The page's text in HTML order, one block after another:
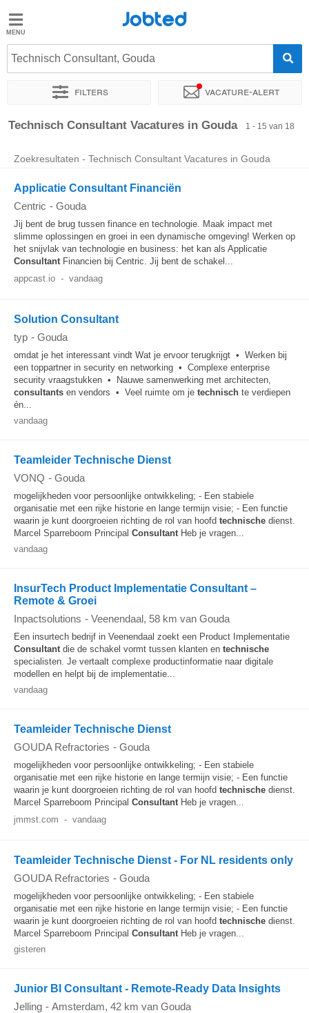
Jobted
Vacatures
Salarissen
Jobted
Technisch Consultant, Gouda
Filters Vacature-alert
Sorteer op Exacte locatie Bedrijf Uitzendbureau
Technisch Consultant Vacatures in Gouda 1 - 15 van 18
Zoekresultaten - Technisch Consultant Vacatures in Gouda
Applicatie Consultant Financiën
Centric - Gouda
Jij bent de brug tussen finance en technologie. Maak impact met
slimme oplossingen en groei in een dynamische omgeving! Werken op
het snijvlak van technologie en business: het kan als Applicatie
ConsultantFinancien bij Centric. Jij bent de schakel...
appcast.io - vandaag
Solution Consultant
typ - Gouda
omdat je het interessant vindt Wat je ervoor terugkrijgt • Werken bij
een toppartner in security en networking • Complexe enterprise
security vraagstukken • Nauwe samenwerking met architecten,
consultants en vendors • Veel ruimte om je technisch te verdiepen
én...
vandaag
Teamleider Technische Dienst
VONQ - Gouda
mogelijkheden voor persoonlijke ontwikkeling; - Een stabiele
organisatie met een rijke historie en lange termijn visie; - Een functie
waarin je kunt doorgroeien richting de rol van hoofd technische dienst.
Marcel Sparreboom Principal ConsultantHeb je vragen...
vandaag
InsurTech Product Implementatie Consultant –
Remote & Groei
Inpactsolutions - Veenendaal, 58 km van Gouda
Een insurtech bedrijf in Veenendaal zoekt een Product Implementatie
Consultantdie de schakel vormt tussen klanten en technische
specialisten. Je vertaalt complexe productinformatie naar digitale
modellen en helpt bij de implementatie...
vandaag
Teamleider Technische Dienst
GOUDA Refractories - Gouda
mogelijkheden voor persoonlijke ontwikkeling; - Een stabiele
organisatie met een rijke historie en lange termijn visie; - Een functie
waarin je kunt doorgroeien richting de rol van hoofd technische dienst.
Marcel Sparreboom Principal ConsultantHeb je vragen...
jmmst.com - vandaag
Teamleider Technische Dienst - For NL residents only
GOUDA Refractories - Gouda
mogelijkheden voor persoonlijke ontwikkeling; - Een stabiele
organisatie met een rijke historie en lange termijn visie; - Een functie
waarin je kunt doorgroeien richting de rol van hoofd technische dienst.
Marcel Sparreboom Principal ConsultantHeb je vragen...
gisteren
Junior BI Consultant - Remote-Ready Data Insights
Jelling - Amsterdam, 42 km van Gouda